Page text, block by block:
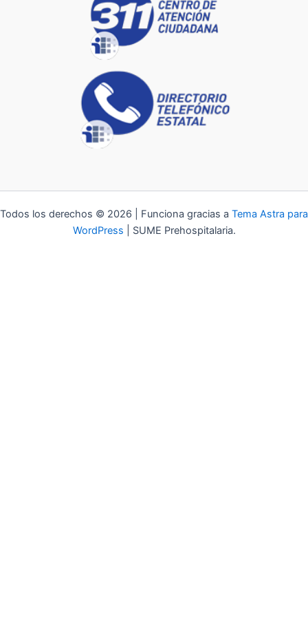
Todos los derechos © 2026 | Funciona gracias a Tema Astra para
WordPress | SUME Prehospitalaria.